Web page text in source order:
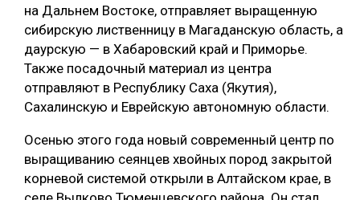
на Дальнем Востоке, отправляет выращенную
сибирскую лиственницу в Магаданскую область, а
даурскую — в Хабаровский край и Приморье.
Также посадочный материал из центра
отправляют в Республику Саха (Якутия),
Сахалинскую и Еврейскую автономную области.
Осенью этого года новый современный центр по
выращиванию сеянцев хвойных пород закрытой
корневой системой открыли в Алтайском крае, в